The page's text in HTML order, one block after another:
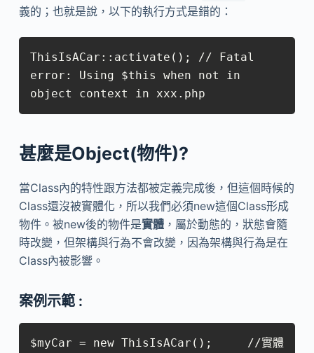
義的；也就是說，以下的執行方式是錯的：
ThisIsACar::activate(); // Fatal
error: Using $this when not in
object context in xxx.php
甚麼是Object(物件)?
當Class內的特性跟方法都被定義完成後，但這個時候的
Class還沒被實體化，所以我們必須new這個Class形成
物件。被new後的物件是實體，屬於動態的，狀態會隨
時改變，但架構與行為不會改變，因為架構與行為是在
Class內被影響。
案例示範 :
$myCar = new ThisIsACar();     //實體